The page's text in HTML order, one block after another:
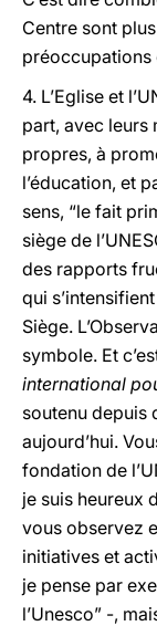
Centre sont
préoccupations
4. L’Eglise et
part, avec leurs
propres, à
l’éducation, et
sens, “le fait
siège de
des rapports
qui
Siège.
symbole. Et
international
soutenu depuis
aujourd’hui.
fondation de
je suis heureux
vous observez
initiatives et
je pense par
l’Unesco” -,